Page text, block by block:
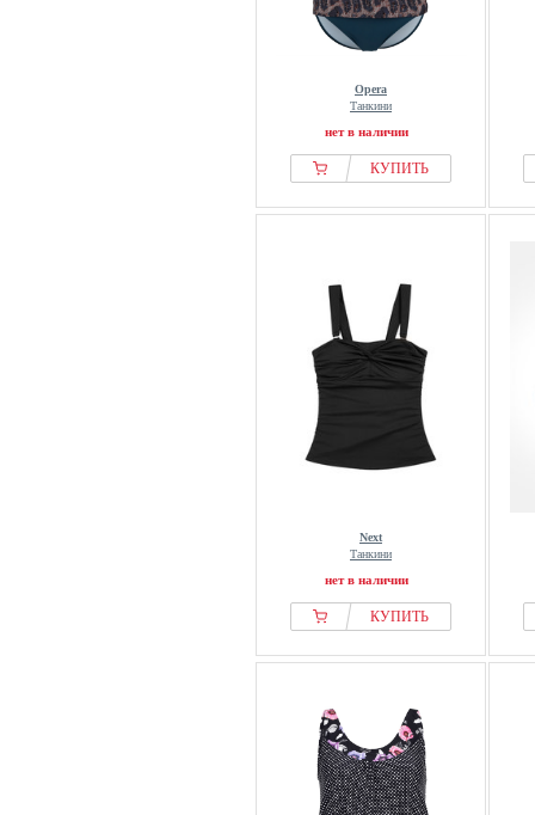
Opera
Танкини
нет в наличии
КУПИТЬ
Next
Танкини
нет в наличии
КУПИТЬ